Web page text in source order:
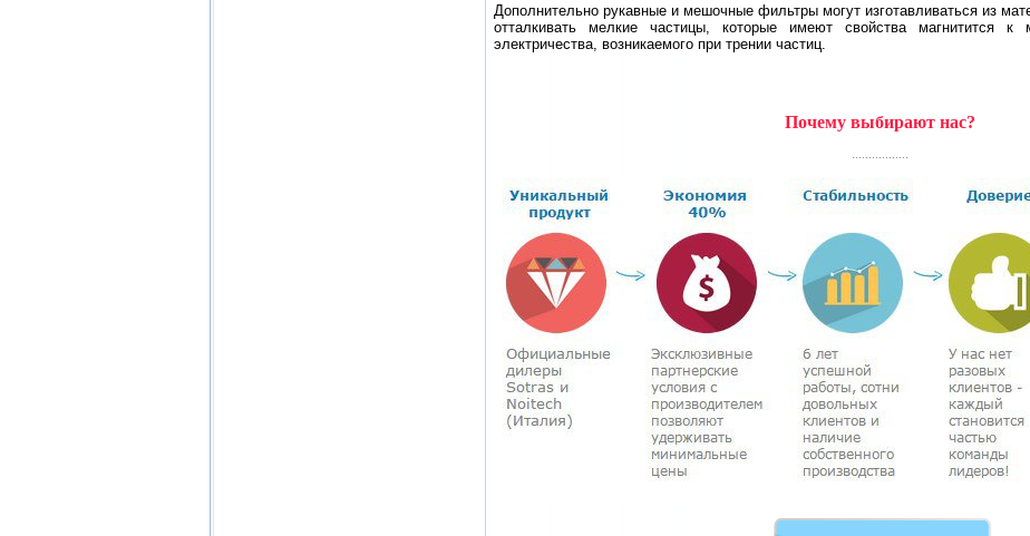
Дополнительно рукавные и мешочные фильтры могут изготавливаться из
отталкивать мелкие частицы, которые имеют свойства магнитится к
электричества, возникаемого при трении частиц.
Почему выбирают нас?
. .